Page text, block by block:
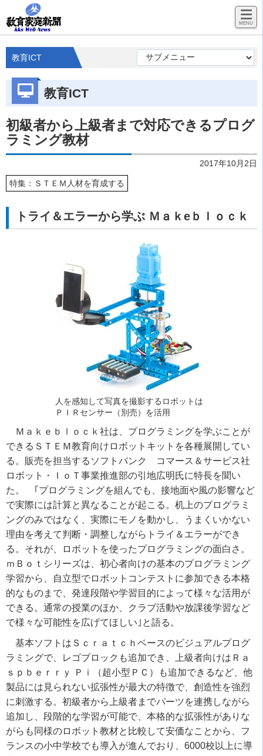
教育ICT
教育ICT
初級者から上級者まで対応できるプログ
ラミング教材
2017年10月2日
特集：ＳＴＥＭ人材を育成する
トライ＆エラーから学ぶ Ｍａｋeｂｌｏｃｋ
人を感知して写真を撮影するロボットは
ＰＩＲセンサー（別売）を活用
Ｍａｋｅｂｌｏｃｋ社は、プログラミングを学ぶことが
できるＳＴＥＭ教育向けロボットキットを各種展開してい
る。販売を担当するソフトバンク コマース＆サービス社
ロボット・ＩｏＴ事業推進部の引地広明氏に特長を聞い
た。 ｢プログラミングを組んでも、接地面や風の影響など
で実際には計算と異なることが起こる。机上のプログラミ
ングのみではなく、実際にモノを動かし、うまくいかない
理由を考えて判断・調整しながらトライ＆エラーができ
る。それが、ロボットを使ったプログラミングの面白さ。
ｍＢｏｔシリーズは、初心者向けの基本のプログラミング
学習から、自立型でロボットコンテストに参加できる本格
的なものまで、発達段階や学習目的によって様々な活用が
できる。通常の授業のほか、クラブ活動や放課後学習など
で様々な可能性を広げてほしい｣と語る。
基本ソフトはＳｃｒａｔｃｈベースのビジュアルプログ
ラミングで、レゴブロックも追加でき、上級者向けはＲａ
ｓｐｂｅｒｒｙ Ｐｉ（超小型ＰＣ）も追加できるなど、他
製品には見られない拡張性が最大の特徴で、創造性を強烈
に刺激する。初級者から上級者までパーツを連携しながら
追加し、段階的な学習が可能で、本格的な拡張性がありな
がらも同様のロボット教材と比較して安価なことから、フ
ランスの小中学校でも導入が進んでおり、6000校以上に導